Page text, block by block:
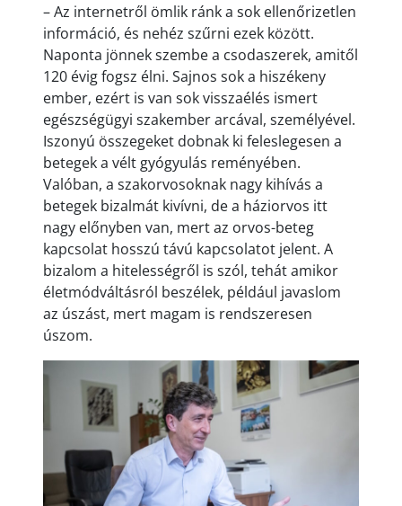
– Az internetről ömlik ránk a sok ellenőrizetlen
információ, és nehéz szűrni ezek között.
Naponta jönnek szembe a csodaszerek, amitől
120 évig fogsz élni. Sajnos sok a hiszékeny
ember, ezért is van sok visszaélés ismert
egészségügyi szakember arcával, személyével.
Iszonyú összegeket dobnak ki feleslegesen a
betegek a vélt gyógyulás reményében.
Valóban, a szakorvosoknak nagy kihívás a
betegek bizalmát kivívni, de a háziorvos itt
nagy előnyben van, mert az orvos-beteg
kapcsolat hosszú távú kapcsolatot jelent. A
bizalom a hitelességről is szól, tehát amikor
életmódváltásról beszélek, például javaslom
az úszást, mert magam is rendszeresen
úszom.